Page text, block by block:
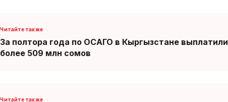
За полтора года по ОСАГО в Кыргызстане выплатили
более 509 млн сомов